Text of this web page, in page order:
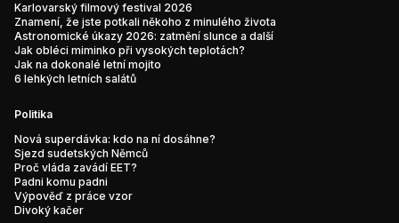
Karlovarský filmový festival 2026
Znamení, že jste potkali někoho z minulého života
Astronomické úkazy 2026: zatmění slunce a další
Jak obléci miminko při vysokých teplotách?
Jak na dokonalé letní mojito
6 lehkých letních salátů
Politika
Nová superdávka: kdo na ní dosáhne?
Sjezd sudetských Němců
Proč vláda zavádí EET?
Padni komu padni
Výpověď z práce vzor
Divoký kačer